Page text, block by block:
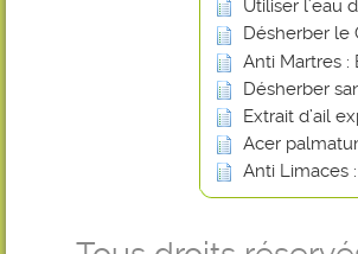
Utiliser l'eau
Désherber le
Anti Martres :
Désherber
Extrait d’ail
Acer
Anti Limaces